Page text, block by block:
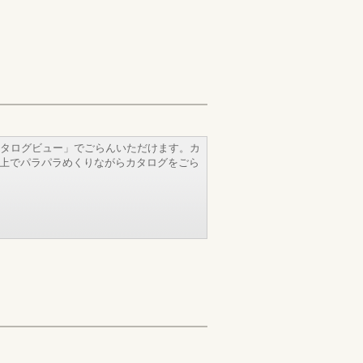
ログビュー」でごらんいただけます。カ
でパラパラめくりながらカタログをごら